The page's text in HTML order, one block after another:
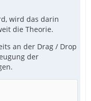
wird das darin
die Theorie.
an der Drag / Drop
der